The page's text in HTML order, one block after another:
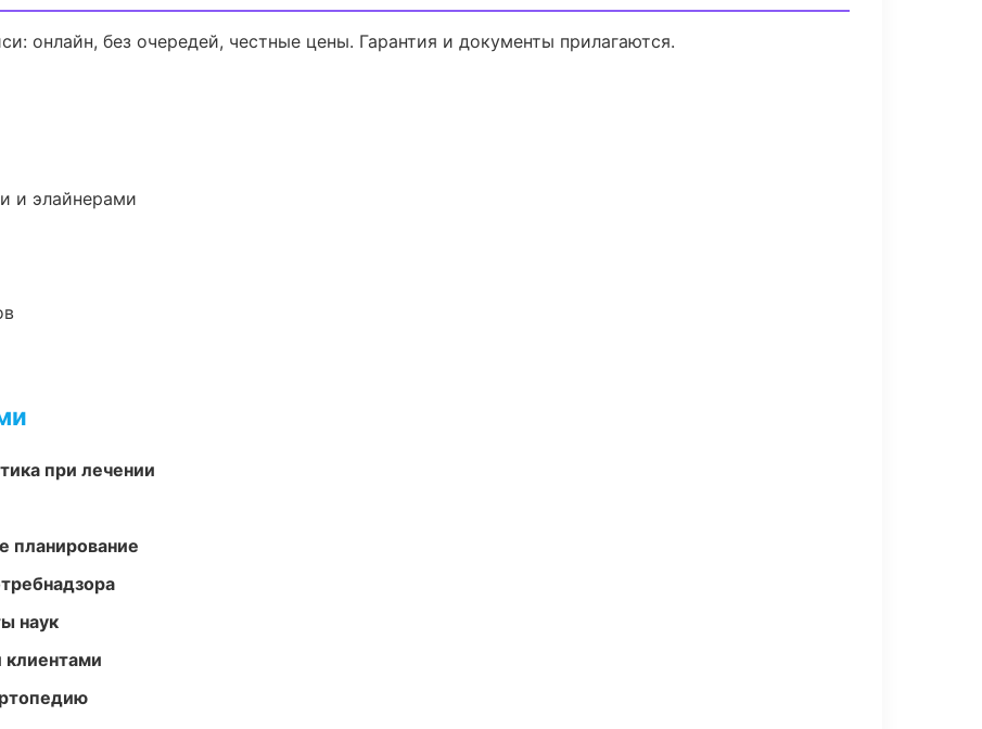
онлайн, без очередей, честные цены. Гарантия и документы прилагаются.
и элайнерами
при лечении
планирование
наук